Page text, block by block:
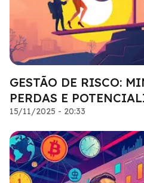
GESTÃO DE RISCO:
PERDAS E
15/11/2025 - 20:33